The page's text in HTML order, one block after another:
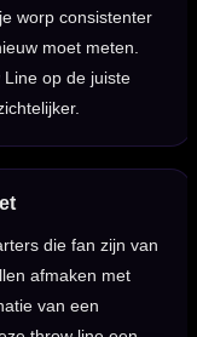
worp consistenter
moet meten.
Line op de juiste
die fan zijn van
afmaken met
van een